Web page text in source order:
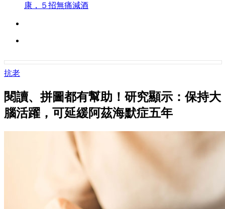
康，５招無痛減酒
抗老
閱讀、拼圖都有幫助！研究顯示：保持大
腦活躍，可延緩阿茲海默症五年